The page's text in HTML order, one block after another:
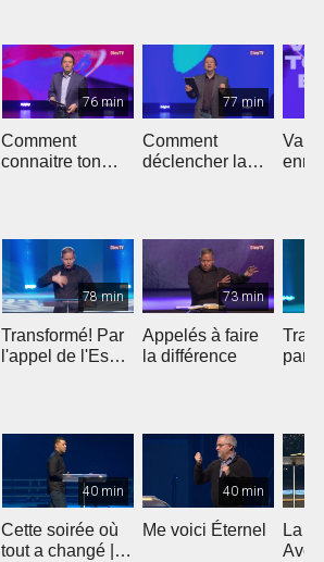
76 min
Comment
connaitre ton
77 min
Comment
déclencher la
78 min
Transformé! Par
l'appel de l'Esprit
73 min
Appelés à faire
la différence
40 min
Cette soirée où
tout a changé |
40 min
Me voici Éternel
La